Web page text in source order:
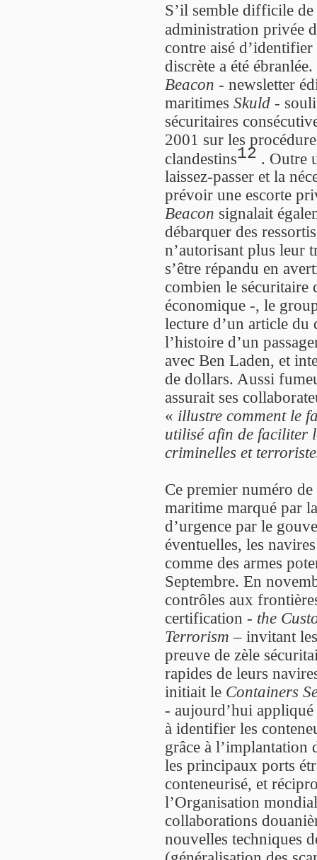
S’il semble difficile
administration privée
contre aisé
discrète a été
Beacon - newsletter
maritimes Skuld -
sécuritaires
2001 sur les
clandestins12 . Outre
laissez-passer et la
prévoir une escorte
Beacon signalait
débarquer des
n’autorisant plus leur
s’être répandu en
combien le sécuritaire
économique -, le
lecture d’un article
l’histoire d’un
avec Ben Laden, et
de dollars. Aussi
assurait ses
« illustre comment le
utilisé afin de faciliter
criminelles et
Ce premier numéro
maritime marqué par
d’urgence par le
éventuelles, les
comme des armes
Septembre. En
contrôles aux
certification - the
Terrorism – invitant
preuve de zèle
rapides de leurs
initiait le Containers
- aujourd’hui
à identifier les
grâce à l’implantation
les principaux ports
conteneurisé, et
l’Organisation
collaborations
nouvelles techniques